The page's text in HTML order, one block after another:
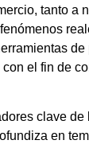
tanto a
el fin de
clave de
en